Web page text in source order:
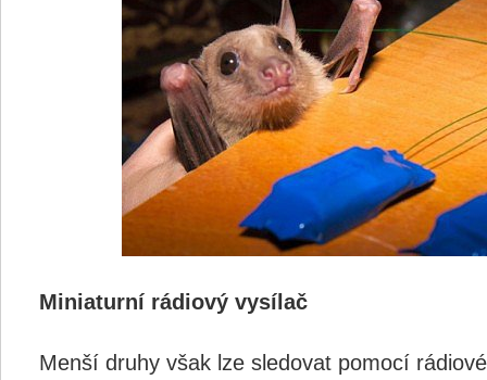
Miniaturní rádiový vysílač
Menší druhy však lze sledovat pomocí